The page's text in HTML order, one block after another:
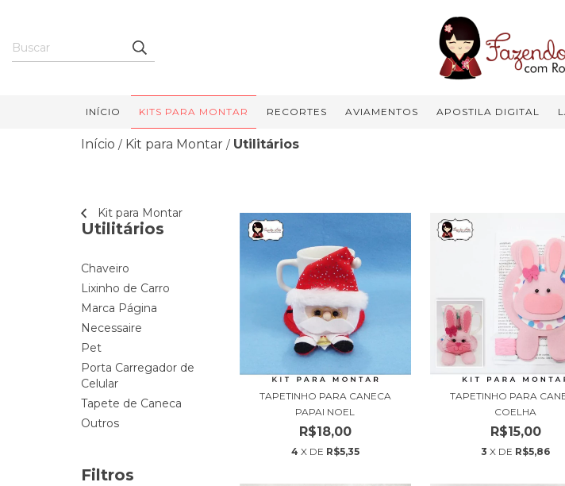
INÍCIO KITS PARA MONTAR RECORTES AVIAMENTOS APOSTILA DIGITAL
Início / Kit para Montar / Utilitários
Kit para Montar
Utilitários
Chaveiro
Lixinho de Carro
Marca Página
Necessaire
Pet
Porta Carregador de
Celular
Tapete de Caneca
Outros
Filtros
TAPETINHO PARA CANECA
PAPAI NOEL
R$18,00
4 X DE R$5,35
TAPETINHO PARA
COELHA
R$15,00
3 X DE R$5,86